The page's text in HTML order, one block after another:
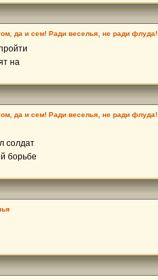
да и сем! Ради веселья, не ради флуда!
на
да и сем! Ради веселья, не ради флуда!
солдат
борьбе